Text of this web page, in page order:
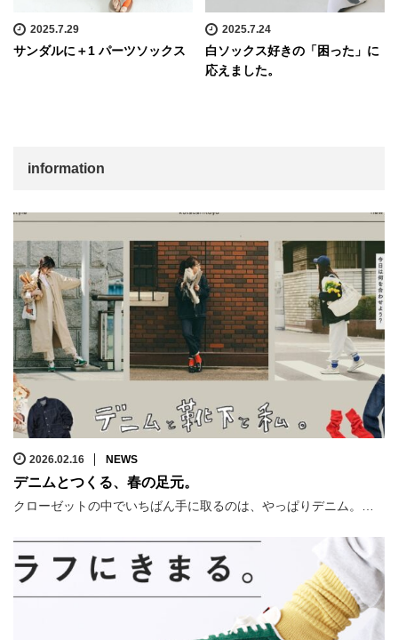
2025.7.29
サンダルに＋1 パーツソックス
2025.7.24
白ソックス好きの「困った」に
応えました。
information
2026.02.16 NEWS
デニムとつくる、春の足元。
クローゼットの中でいちばん手に取るのは、やっぱりデニム。…